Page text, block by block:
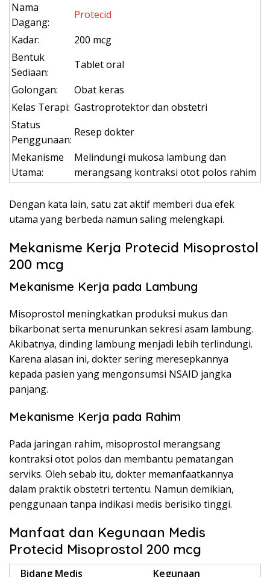
Nama
Dagang:
Protecid
Kadar:
200 mcg
Bentuk
Sediaan:
Tablet oral
Golongan:
Obat keras
Kelas Terapi: Gastroprotektor dan obstetri
Status
Penggunaan:
Resep dokter
Mekanisme
Utama:
Melindungi mukosa lambung dan
merangsang kontraksi otot polos rahim
Dengan kata lain, satu zat aktif memberi dua efek
utama yang berbeda namun saling melengkapi.
Mekanisme Kerja Protecid Misoprostol
200 mcg
Mekanisme Kerja pada Lambung
Misoprostol meningkatkan produksi mukus dan
bikarbonat serta menurunkan sekresi asam lambung.
Akibatnya, dinding lambung menjadi lebih terlindungi.
Karena alasan ini, dokter sering meresepkannya
kepada pasien yang mengonsumsi NSAID jangka
panjang.
Mekanisme Kerja pada Rahim
Pada jaringan rahim, misoprostol merangsang
kontraksi otot polos dan membantu pematangan
serviks. Oleh sebab itu, dokter memanfaatkannya
dalam praktik obstetri tertentu. Namun demikian,
penggunaan tanpa indikasi medis berisiko tinggi.
Manfaat dan Kegunaan Medis
Protecid Misoprostol 200 mcg
Bidang Medis Kegunaan